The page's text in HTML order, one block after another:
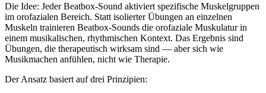
Die Idee: Jeder Beatbox-Sound aktiviert spezifische Muskelgruppen
im orofazialen Bereich. Statt isolierter Übungen an einzelnen
Muskeln trainieren Beatbox-Sounds die orofaziale Muskulatur in
einem musikalischen, rhythmischen Kontext. Das Ergebnis sind
Übungen, die therapeutisch wirksam sind — aber sich wie
Musikmachen anfühlen, nicht wie Therapie.
Der Ansatz basiert auf drei Prinzipien: